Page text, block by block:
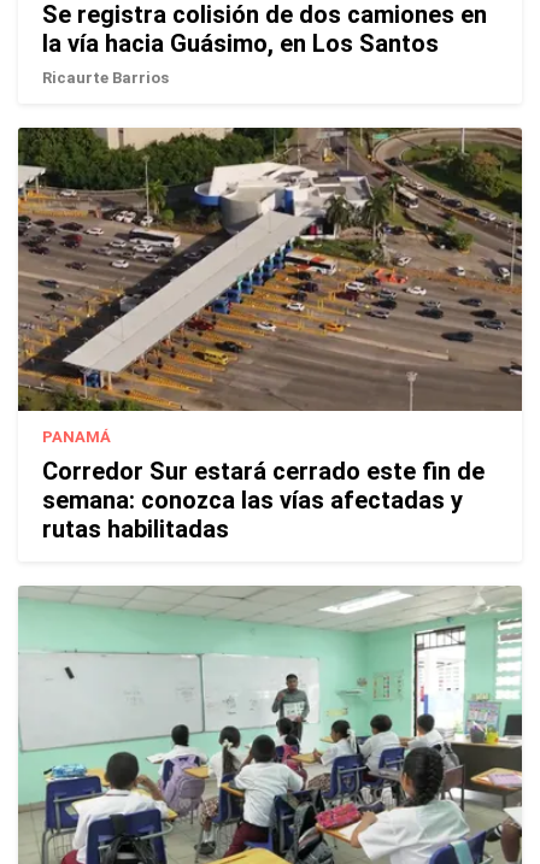
Se registra colisión de dos camiones en
la vía hacia Guásimo, en Los Santos
Ricaurte Barrios
PANAMÁ
Corredor Sur estará cerrado este fin de
semana: conozca las vías afectadas y
rutas habilitadas